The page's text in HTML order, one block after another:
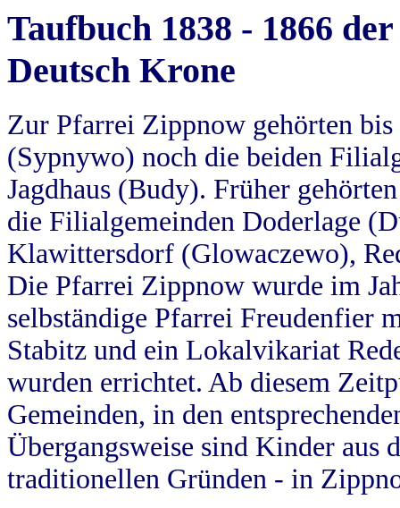
Taufbuch 1838 - 1866
Deutsch Krone
Zur Pfarrei Zippnow gehörten
(Sypnywo) noch die beiden
Jagdhaus (Budy). Früher
die Filialgemeinden Doderlage
Klawittersdorf (Glowaczewo),
Die Pfarrei Zippnow wurde im
selbständige Pfarrei Freudenfier
Stabitz und ein Lokalvikariat
wurden errichtet. Ab diesem
Gemeinden, in den
Übergangsweise sind Kinder aus
traditionellen Gründen - in